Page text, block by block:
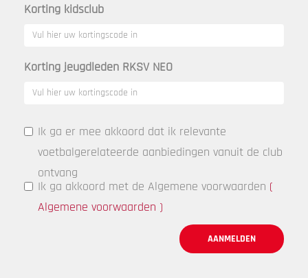
Korting kidsclub
Korting jeugdleden RKSV NEO
Ik ga er mee akkoord dat ik relevante
voetbalgerelateerde aanbiedingen vanuit de club
ontvang
Ik ga akkoord met de Algemene voorwaarden (
Algemene voorwaarden )
AANMELDEN